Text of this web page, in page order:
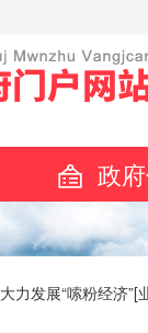
政
大力发展“嗦粉经济”[